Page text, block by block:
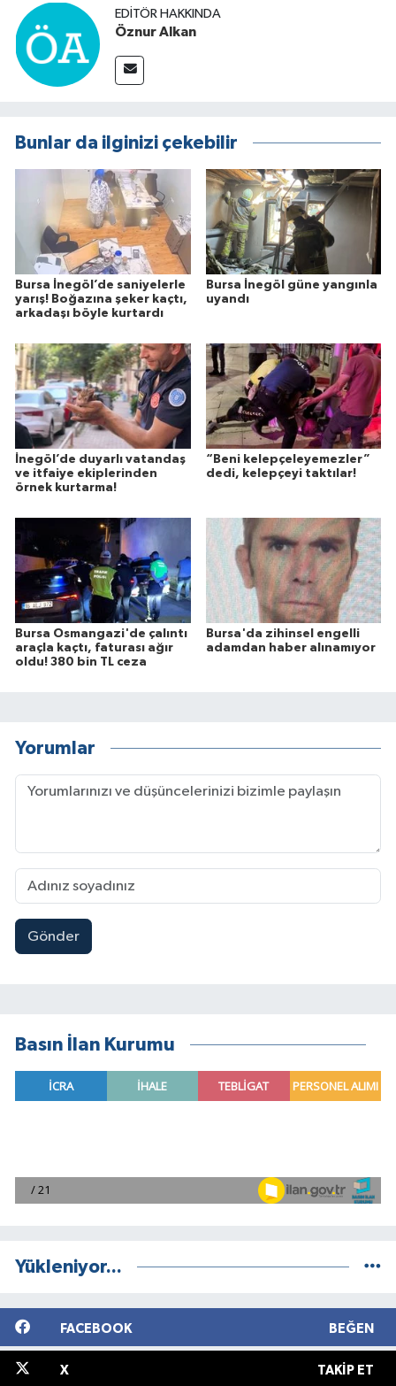
EDITÖR HAKKINDA
Öznur Alkan
Bunlar da ilginizi çekebilir
Bursa İnegöl’de saniyelerle
yarış! Boğazına şeker kaçtı,
arkadaşı böyle kurtardı
Bursa İnegöl güne yangınla
uyandı
İnegöl’de duyarlı vatandaş
ve itfaiye ekiplerinden
örnek kurtarma!
“Beni kelepçeleyemezler”
dedi, kelepçeyi taktılar!
Bursa Osmangazi'de çalıntı
araçla kaçtı, faturası ağır
oldu! 380 bin TL ceza
Bursa'da zihinsel engelli
adamdan haber alınamıyor
Yorumlar
Gönder
Basın İlan Kurumu
Yükleniyor...
FACEBOOK BEĞEN
X TAKIP ET